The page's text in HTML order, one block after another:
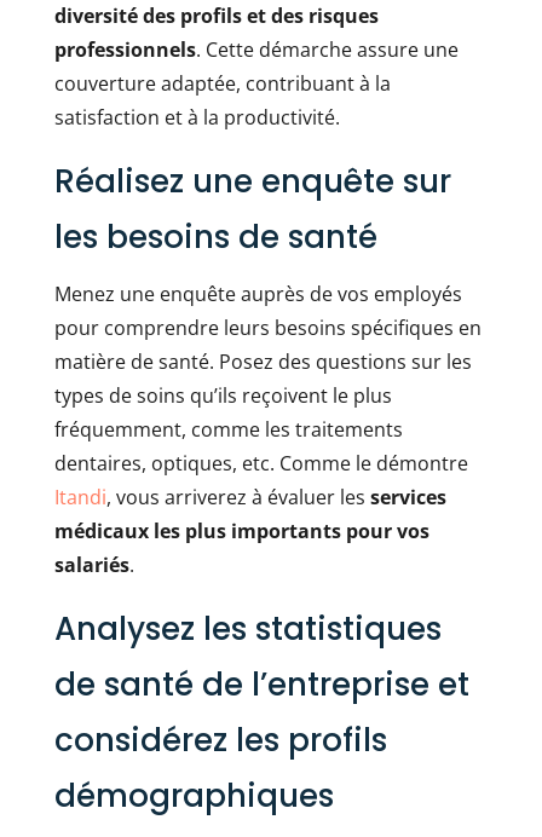
diversité des profils et des risques
professionnels. Cette démarche assure une
couverture adaptée, contribuant à la
satisfaction et à la productivité.
Réalisez une enquête sur
les besoins de santé
Menez une enquête auprès de vos employés
pour comprendre leurs besoins spécifiques en
matière de santé. Posez des questions sur les
types de soins qu’ils reçoivent le plus
fréquemment, comme les traitements
dentaires, optiques, etc. Comme le démontre
Itandi, vous arriverez à évaluer les services
médicaux les plus importants pour vos
salariés.
Analysez les statistiques
de santé de l’entreprise et
considérez les profils
démographiques